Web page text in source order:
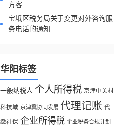
方客
宝坻区税务局关于变更对外咨询服
务电话的通知
华阳标签
一般纳税人 个人所得税 京津中关村
科技城 京津冀协同发展 代理记账 代
缴社保 企业所得税 企业税务合规计划